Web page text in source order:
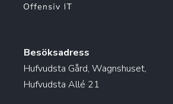
Besöksadress
Hufvudsta Gård, Wagnshuset,
Hufvudsta Allé 21